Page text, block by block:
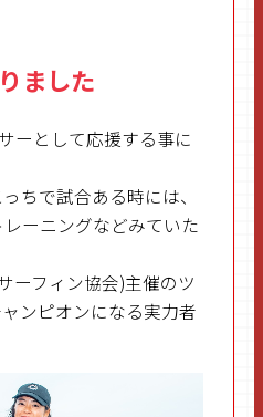
ました
ーとして応援する事に
ちで試合ある時には、
ーニングなどみていた
ーフィン協会)主催のツ
ンピオンになる実力者